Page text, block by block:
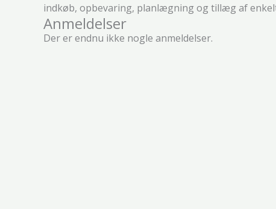
indkøb, opbevaring, planlægning og tillæg af
Anmeldelser
Der er endnu ikke nogle anmeldelser.